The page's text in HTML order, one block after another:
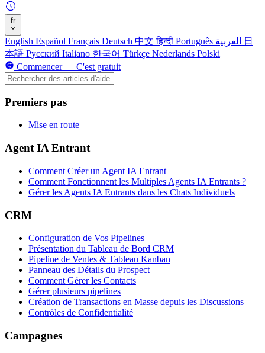
fr
English Español Français Deutsch 中文हिन्दी Português
日
本語 Русский Italiano 한국어 Türkçe Nederlands Polski
Commencer — C'est gratuit
Premiers pas
Mise en route
Agent IA Entrant
Comment Créer un Agent IA Entrant
Comment Fonctionnent les Multiples Agents IA Entrants ?
Gérer les Agents IA Entrants dans les Chats Individuels
CRM
Configuration de Vos Pipelines
Présentation du Tableau de Bord CRM
Pipeline de Ventes & Tableau Kanban
Panneau des Détails du Prospect
Comment Gérer les Contacts
Gérer plusieurs pipelines
Création de Transactions en Masse depuis les Discussions
Contrôles de Confidentialité
Campagnes